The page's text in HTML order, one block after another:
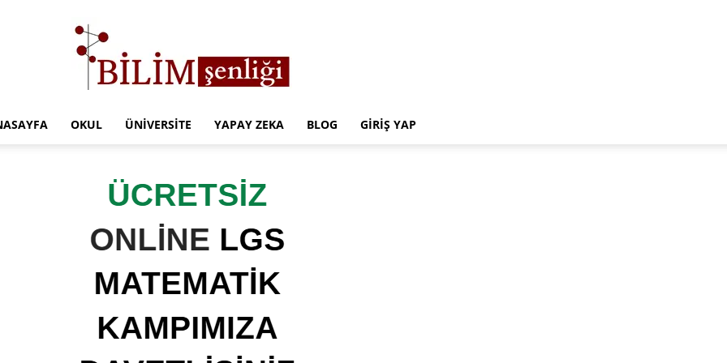
Eğitim
OKUL ÜNIVERSITE YAPAY ZEKA BLOG GIRIŞ YAP